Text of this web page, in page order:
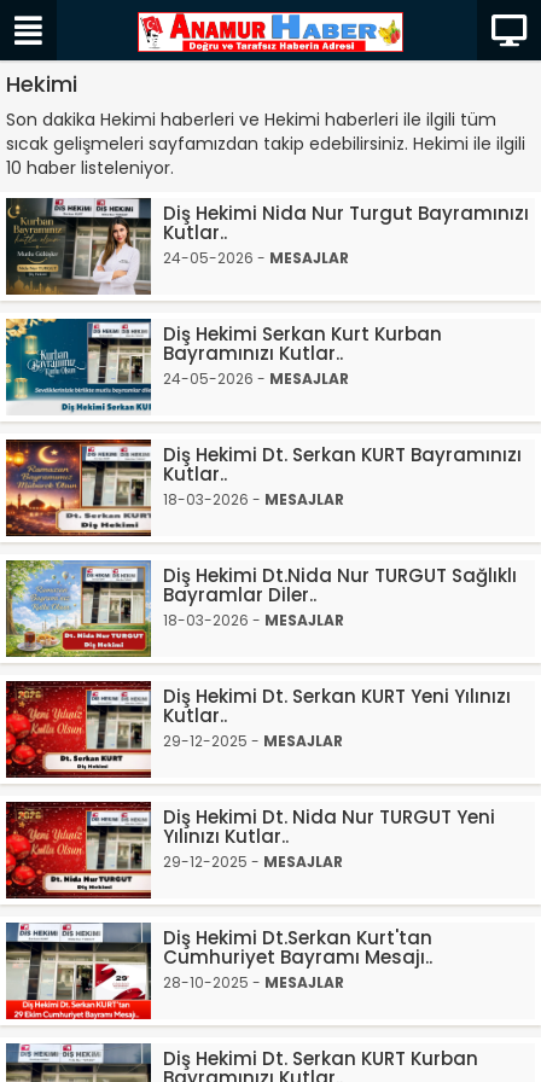
Hekimi
Son dakika Hekimi haberleri ve Hekimi haberleri ile ilgili tüm
sıcak gelişmeleri sayfamızdan takip edebilirsiniz. Hekimi ile ilgili
10 haber listeleniyor.
Diş Hekimi Nida Nur Turgut Bayramınızı
Kutlar..
24-05-2026 - MESAJLAR
Diş Hekimi Serkan Kurt Kurban
Bayramınızı Kutlar..
24-05-2026 - MESAJLAR
Diş Hekimi Dt. Serkan KURT Bayramınızı
Kutlar..
18-03-2026 - MESAJLAR
Diş Hekimi Dt.Nida Nur TURGUT Sağlıklı
Bayramlar Diler..
18-03-2026 - MESAJLAR
Diş Hekimi Dt. Serkan KURT Yeni Yılınızı
Kutlar..
29-12-2025 - MESAJLAR
Diş Hekimi Dt. Nida Nur TURGUT Yeni
Yılınızı Kutlar..
29-12-2025 - MESAJLAR
Diş Hekimi Dt.Serkan Kurt'tan
Cumhuriyet Bayramı Mesajı..
28-10-2025 - MESAJLAR
Diş Hekimi Dt. Serkan KURT Kurban